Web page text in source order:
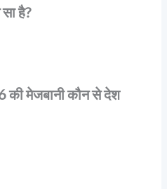
है?
मेजबानी कौन से देश